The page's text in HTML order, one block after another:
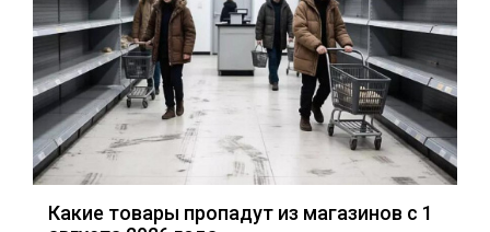
Какие товары пропадут из магазинов с 1